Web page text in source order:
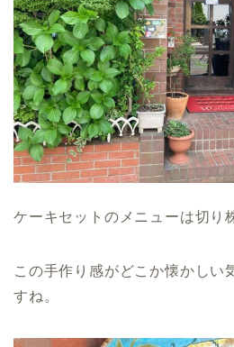
ケーキセットのメニューは切り
この手作り感がどこか懐かしい
すね。